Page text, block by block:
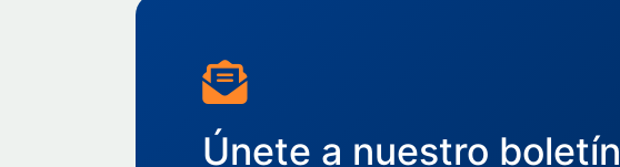
Únete a nuestro boletín